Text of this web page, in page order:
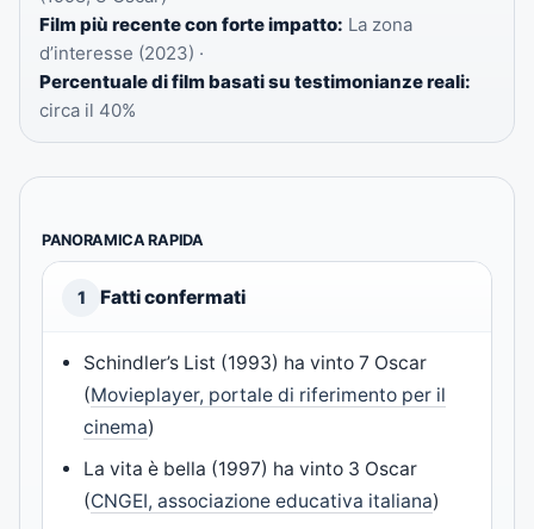
Film più recente con forte impatto: La zona
d’interesse (2023) ·
Percentuale di film basati su testimonianze reali:
circa il 40%
PANORAMICA RAPIDA
1 Fatti confermati
Schindler’s List (1993) ha vinto 7 Oscar
(Movieplayer, portale di riferimento per il
cinema)
La vita è bella (1997) ha vinto 3 Oscar
(CNGEI, associazione educativa italiana)